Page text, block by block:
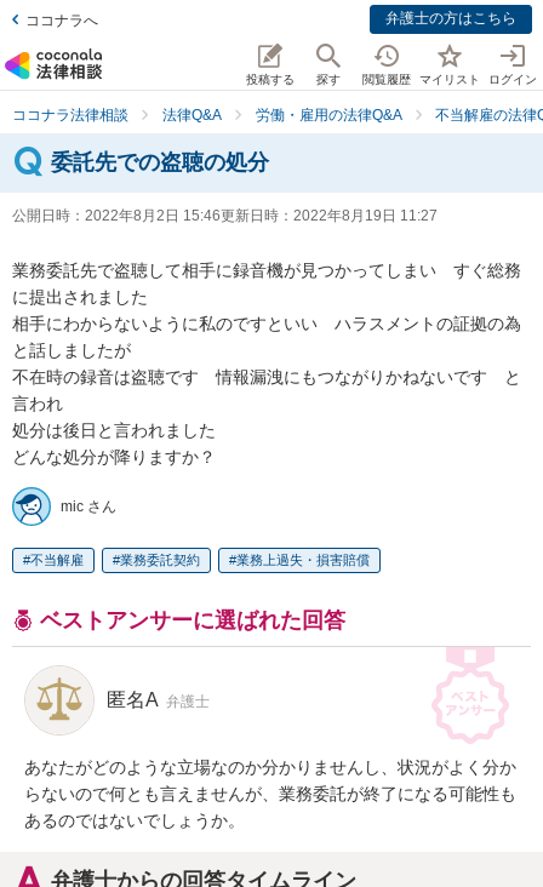
ココナラへ 弁護士の方はこちら
投稿する 探す 閲覧履歴 マイリスト ログイン
ココナラ法律相談 法律Q&A 労働・雇用の法律Q&A 不当解雇の法律
委託先での盗聴の処分
公開日時： 2022年8月2日 15:46更新日時： 2022年8月19日 11:27
業務委託先で盗聴して相手に録音機が見つかってしまい　すぐ総務
に提出されました
相手にわからないように私のですといい　ハラスメントの証拠の為
と話しましたが
不在時の録音は盗聴です　情報漏洩にもつながりかねないです　と
言われ
処分は後日と言われました
どんな処分が降りますか？
mic さん
不当解雇 業務委託契約 業務上過失・損害賠償
ベストアンサーに選ばれた回答
匿名A 弁護士
あなたがどのような立場なのか分かりませんし、状況がよく分か
らないので何とも言えませんが、業務委託が終了になる可能性も
あるのではないでしょうか。
弁護士からの回答タイムライン